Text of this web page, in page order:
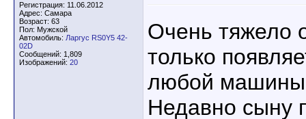
Регистрация: 11.06.2012
Адрес: Самара
Возраст: 63
Пол: Мужской
Автомобиль: Ларгус RS0Y5 42-
02D
Сообщений: 1,809
Изображений: 20
Очень тяжело
только
любой машины,
Недавно сыну